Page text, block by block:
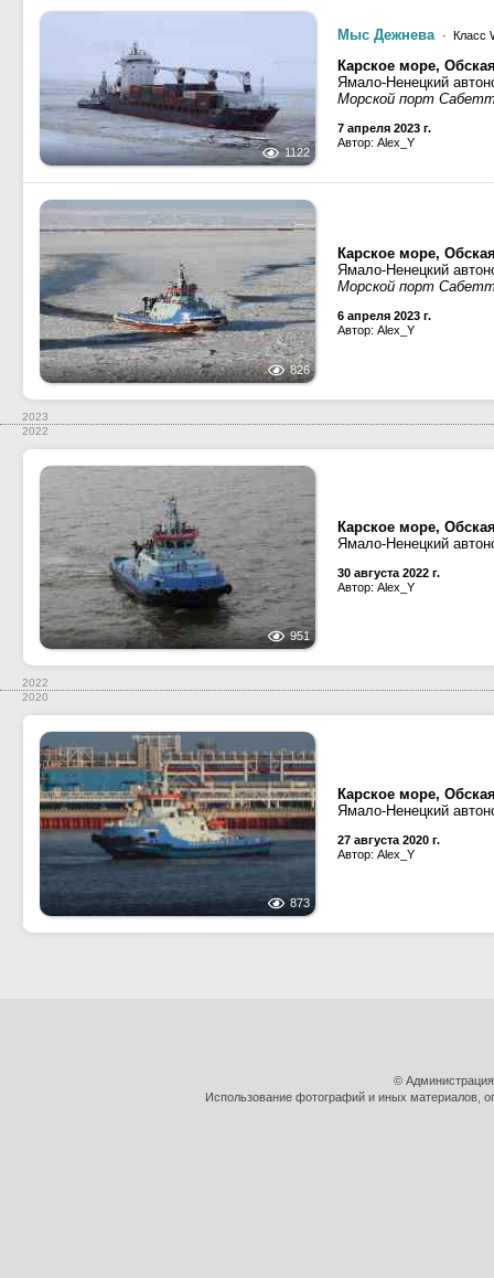
1122
Мыс Дежнева · Класс
Карское море,
Ямало-Ненецкий
Морской порт
7 апреля 2023 г.
Автор: Alex_Y
826
Карское море,
Ямало-Ненецкий
Морской порт
6 апреля 2023 г.
Автор: Alex_Y
2023
2022
951
Карское море,
Ямало-Ненецкий
30 августа 2022 г.
Автор: Alex_Y
2022
2020
873
Карское море,
Ямало-Ненецкий
27 августа 2020 г.
Автор: Alex_Y
©
Использование фотографий и иных материалов,